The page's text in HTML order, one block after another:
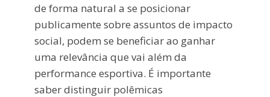
de forma natural a se posicionar
publicamente sobre assuntos de impacto
social, podem se beneficiar ao ganhar
uma relevância que vai além da
performance esportiva. É importante
saber distinguir polêmicas